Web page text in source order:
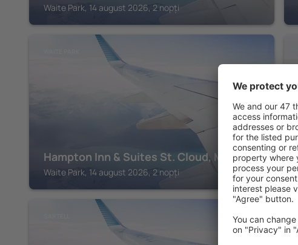
Waite Park, 14 august 2026, 2 nopți
Hampton Inn & Suites St. Cloud, MN
Waite Park, 14 august 2026, 2 nopți